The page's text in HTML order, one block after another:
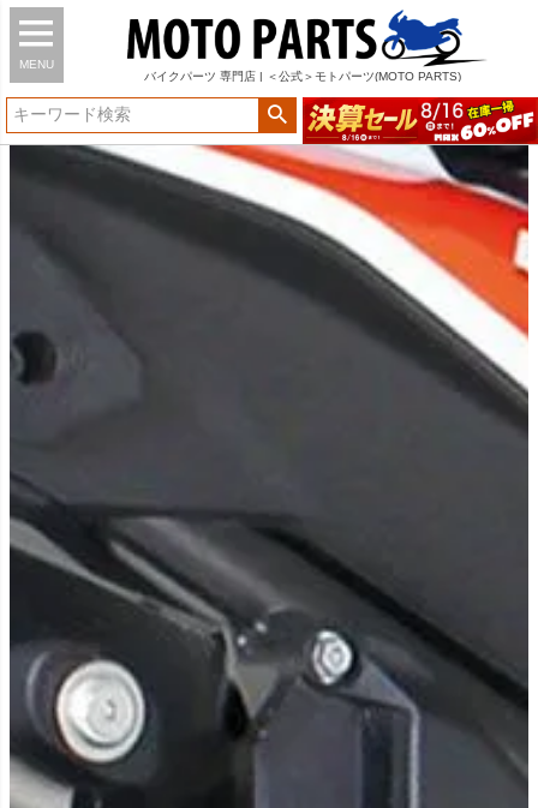
MENU
バイク パーツ 専門店 | ＜公式＞モトパーツ(MOTO PARTS)